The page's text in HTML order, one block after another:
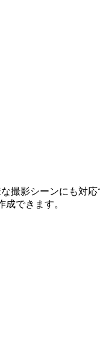
撮影シーンにも対
できます。